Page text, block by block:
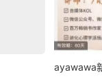
ayawawa